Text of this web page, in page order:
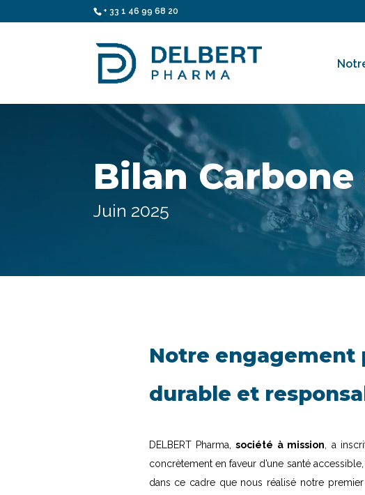
+ 33 1 46 99 68 20
Bilan Carbone
Juin 2025
Notre engagement
durable et
DELBERT Pharma,société à mission, a
concrètement en faveur d’une santé
dans ce cadre que nous réalisé notre